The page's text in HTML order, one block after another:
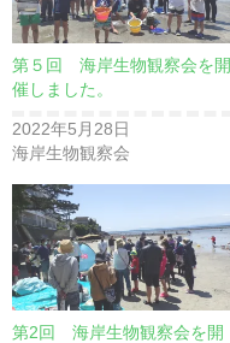
第５回 海岸生物観察会を開
催しました。
2022年5月28日
海岸生物観察会
第2回 海岸生物観察会を開